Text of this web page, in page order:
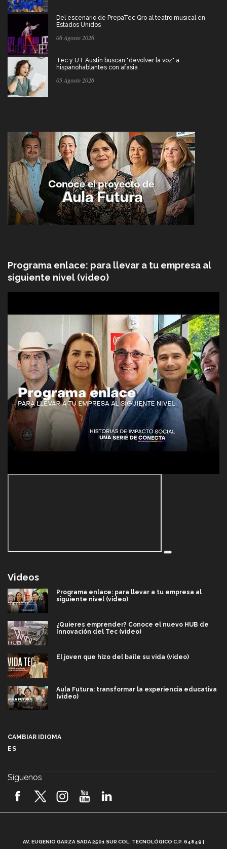
Del escenario de PrepaTec Qro al teatro musical en
Estados Unidos
06 Agosto 2026
Tec y UT Austin buscan "devolver la voz" a
hispanohablantes con afasia
05 Agosto 2026
Programa enlace: para llevar a tu empresa al
siguiente nivel (video)
Videos
Programa enlace: para llevar a tu empresa al
siguiente nivel (video)
¿Quieres emprender? Conoce el nuevo HUB de
Innovación del Tec (video)
El joven que hizo del baile su vida (video)
Aula Futura: transformar la experiencia educativa
(video)
2026! (video)
CAMBIAR IDIOMA
ES
Síguenos
AV. EUGENIO GARZA SADA 2501 SUR COL. TECNOLÓGICO C.P. 64849 |